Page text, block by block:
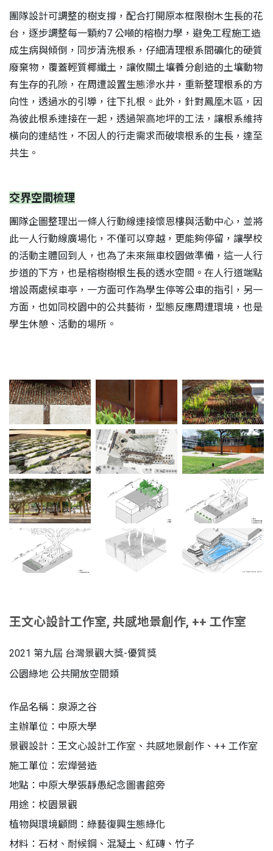
團隊設計可調整的樹支撐，配合打開原本框限樹木生長的花
台，逐步調整每一顆約7 公噸的榕樹力學，避免工程施工造
成生病與傾倒，同步清洗根系，仔細清理根系間礦化的硬質
廢棄物，覆蓋輕質椰纖土，讓攸關土壤養分創造的土壤動物
有生存的孔隙，在周遭設置生態滲水井，重新整理根系的方
向性，透過水的引導，往下扎根。此外，針對鳳凰木區，因
為彼此根系連接在一起，透過架高地坪的工法，讓根系維持
橫向的連結性，不因人的行走需求而破壞根系的生長，達至
共生。
交界空間梳理
團隊企圖整理出一條人行動線連接懷恩樓與活動中心，並將
此一人行動線廣場化，不僅可以穿越，更能夠停留，讓學校
的活動主體回到人，也為了未來無車校園做準備，這一人行
步道的下方，也是榕樹樹根生長的透水空間。在人行道端點
增設兩處候車亭，一方面可作為學生停等公車的指引，另一
方面，也如同校園中的公共藝術，型態反應周遭環境，也是
學生休憩、活動的場所。
王文心設計工作室, 共感地景創作, ++ 工作室
2021 第九屆 台灣景觀大獎-優質獎
公園綠地 公共開放空間類
作品名稱：泉源之谷
主辦單位：中原大學
景觀設計：王文心設計工作室、共感地景創作、++ 工作室
施工單位：宏燁營造
地點：中原大學張靜愚紀念圖書館旁
用途：校園景觀
植物與環境顧問：綠藝復興生態綠化
材料：石材、耐候鋼、混凝土、紅磚、竹子